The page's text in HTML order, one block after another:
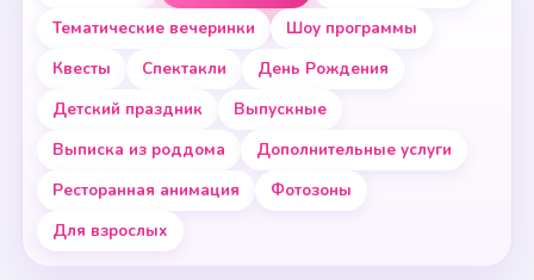
Тематические вечеринки
Шоу программы
Квесты
Спектакли
День Рождения
Детский праздник
Выпускные
Выписка из роддома
Дополнительные услуги
Ресторанная анимация
Фотозоны
Для взрослых